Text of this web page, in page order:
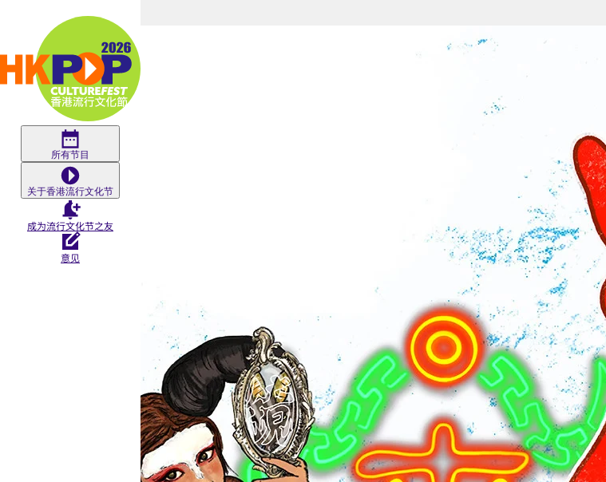
Skip to main content
《流
行
盲
盒》
所有节目
关于香港流行文化节
成为流行文化节之友
意见